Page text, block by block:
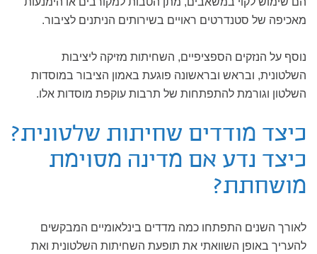
מאכיפה של סטנדרטים ראויים בשירותים הניתנים לציבור.
נוסף על הנזקים הספציפיים, השחיתות מזיקה ליציבות
השלטונית, ובראש ובראשונה פוגעת באמון הציבור במוסדות
השלטון וגורמת להתפתחות של תרבות עוקפת מוסדות אלו.
כיצד מודדים שחיתות שלטונית?
כיצד נדע אם מדינה מסוימת
מושחתת?
לאורך השנים התפתחו כמה מדדים בינלאומיים המבקשים
להעריך באופן השוואתי את תופעת השחיתות השלטונית ואת